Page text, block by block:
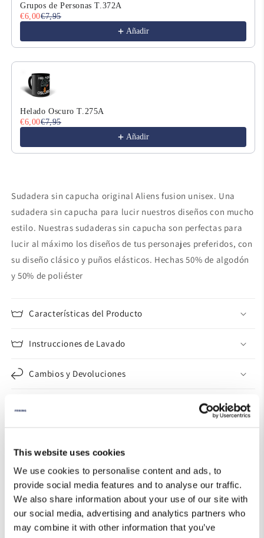
This website uses cookies
We use cookies to personalise content and ads, to
provide social media features and to analyse our traffic.
We also share information about your use of our site with
our social media, advertising and analytics partners who
may combine it with other information that you’ve
Grupos de Personas T.372A
€6,00€7,95
Añadir
Helado Oscuro T.275A
€6,00€7,95
Añadir
Sudadera sin capucha original Aliens fusion unisex. Una
sudadera sin capucha para lucir nuestros diseños con mucho
estilo. Nuestras sudaderas sin capucha son perfectas para
lucir al máximo los diseños de tus personajes preferidos, con
su diseño clásico y puños elásticos. Hechas 50% de algodón
y 50% de poliéster
Características del Producto
Instrucciones de Lavado
Cambios y Devoluciones